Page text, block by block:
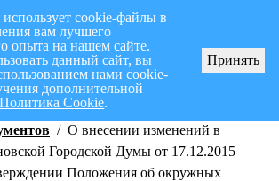
план работ на I полугодие 2026 г.
/ О внесении изменений в
Городской Думы от 17.12.2015
Положения об окружных
cookie-файлы в
вам лучшего
опыта на нашем сайте.
данный сайт, вы
нами cookie-
дополнительной
Политика Cookie.
Принять